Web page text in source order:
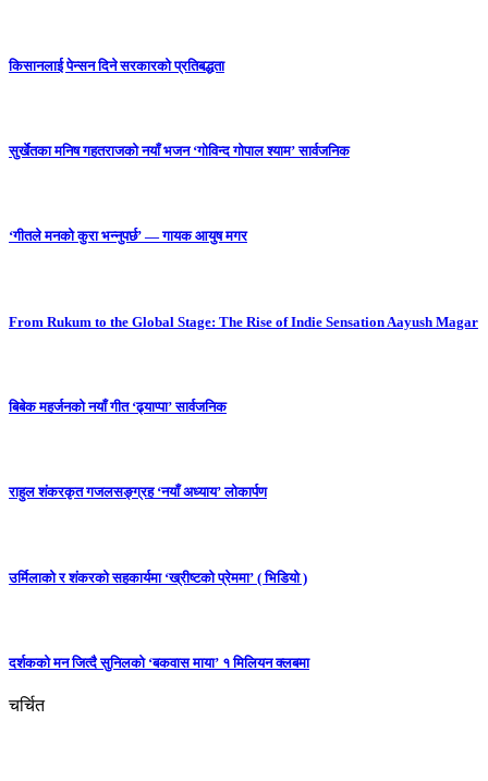
किसानलाई पेन्सन दिने सरकारको प्रतिबद्धता
सुर्खेतका मनिष गहतराजको नयाँ भजन ‘गोविन्द गोपाल श्याम’ सार्वजनिक
‘गीतले मनको कुरा भन्नुपर्छ’ — गायक आयुष मगर
From Rukum to the Global Stage: The Rise of Indie Sensation Aayush Magar
बिबेक महर्जनको नयाँ गीत ‘ढ्याप्पा’ सार्वजनिक
राहुल शंकरकृत गजलसङ्ग्रह ‘नयाँ अध्याय’ लोकार्पण
उर्मिलाको र शंकरको सहकार्यमा ‘ख्रीष्टको प्रेममा’ ( भिडियो )
दर्शकको मन जित्दै सुनिलको ‘बकवास माया’ १ मिलियन क्लबमा
चर्चित